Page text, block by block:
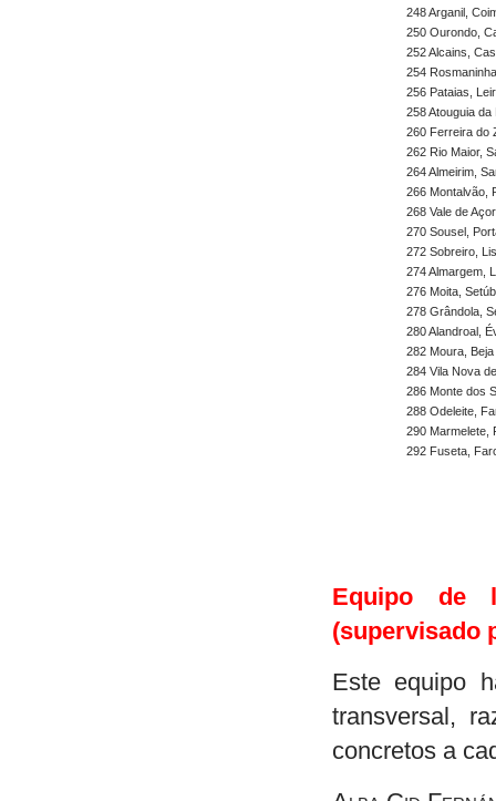
248 Arganil,
250 Ourondo,
252 Alcains,
254
256 Pataias,
258 Atouguia da
260 Ferreira do
262 Rio Maior,
264 Almeirim,
266 Montalvão,
268 Vale de
270 Sousel,
272 Sobreiro,
274 Almargem,
276 Moita,
278 Grândola,
280 Alandroal,
282 Moura, Beja
284 Vila Nova
286 Monte dos
288 Odeleite,
290 Marmelete,
292 Fuseta,
Equipo de
(supervisado
Este equipo
transversal,
concretos a